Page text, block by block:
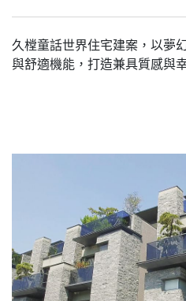
久樘童話世界住宅建案，以夢
與舒適機能，打造兼具質感與